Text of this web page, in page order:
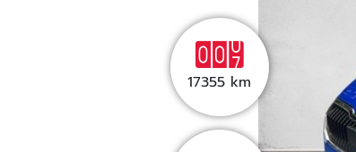
17355 km